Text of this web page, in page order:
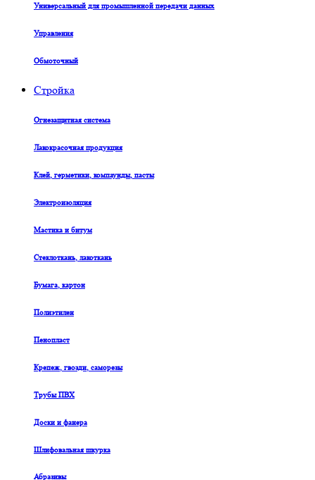
Универсальный для промышленной передачи данных
Управления
Обмоточный
Стройка
Огнезащитная система
Лакокрасочная продукция
Клей, герметики, компаунды, пасты
Электроизоляция
Мастика и битум
Стеклоткань, лакоткань
Бумага, картон
Полиэтилен
Пенопласт
Крепеж, гвозди, саморезы
Трубы ПВХ
Доски и фанера
Шлифовальная шкурка
Абразивы